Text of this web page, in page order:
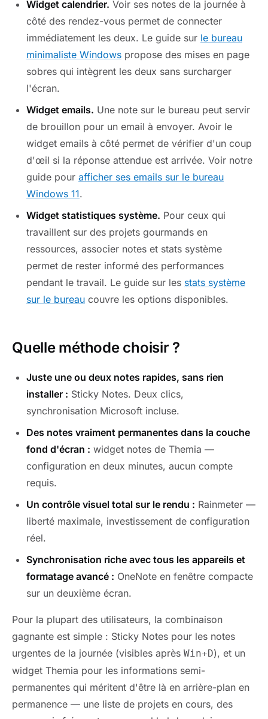
Widget calendrier. Voir ses notes de la journée à
côté des rendez-vous permet de connecter
immédiatement les deux. Le guide sur le bureau
minimaliste Windows propose des mises en page
sobres qui intègrent les deux sans surcharger
l'écran.
Widget emails. Une note sur le bureau peut servir
de brouillon pour un email à envoyer. Avoir le
widget emails à côté permet de vérifier d'un coup
d'œil si la réponse attendue est arrivée. Voir notre
guide pour afficher ses emails sur le bureau
Windows 11.
Widget statistiques système. Pour ceux qui
travaillent sur des projets gourmands en
ressources, associer notes et stats système
permet de rester informé des performances
pendant le travail. Le guide sur les stats système
sur le bureau couvre les options disponibles.
Quelle méthode choisir ?
Juste une ou deux notes rapides, sans rien
installer : Sticky Notes. Deux clics,
synchronisation Microsoft incluse.
Des notes vraiment permanentes dans la couche
fond d'écran : widget notes de Themia —
configuration en deux minutes, aucun compte
requis.
Un contrôle visuel total sur le rendu : Rainmeter —
liberté maximale, investissement de configuration
réel.
Synchronisation riche avec tous les appareils et
formatage avancé : OneNote en fenêtre compacte
sur un deuxième écran.
Pour la plupart des utilisateurs, la combinaison
gagnante est simple : Sticky Notes pour les notes
urgentes de la journée (visibles après Win+D), et un
widget Themia pour les informations semi-
permanentes qui méritent d'être là en arrière-plan en
permanence — une liste de projets en cours, des